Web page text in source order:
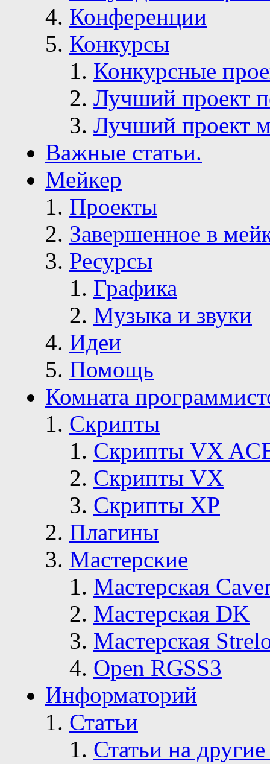
Конференции
Конкурсы
Конкурсные
Лучший проект
Лучший проект
Важные статьи.
Мейкер
Проекты
Завершенное в
Ресурсы
Графика
Музыка и звуки
Идеи
Помощь
Комната
Скрипты
Скрипты VX
Скрипты VX
Скрипты ХР
Плагины
Мастерские
Мастерская
Мастерская DK
Мастерская
Open RGSS3
Информаторий
Статьи
Статьи на